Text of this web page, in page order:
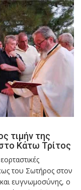
τιμήν της
Κάτω Τρίτος
του Σωτήρος στον
ευγνωμοσύνης, ο